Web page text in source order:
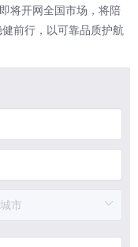
将开网全国市场，将陪
前行，以可靠品质护航